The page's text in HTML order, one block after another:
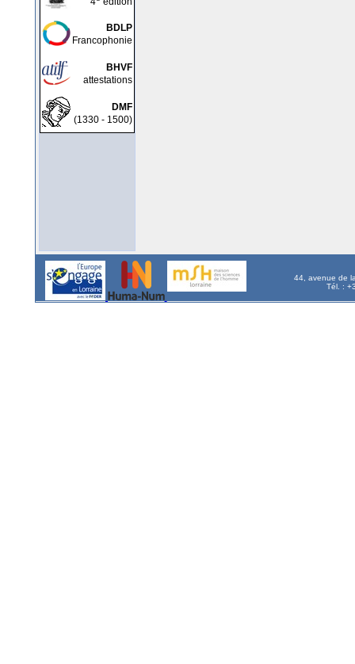
BDLP
Francophonie
BHVF
attestations
DMF
(1330 - 1500)
44, avenue de
Tél. :